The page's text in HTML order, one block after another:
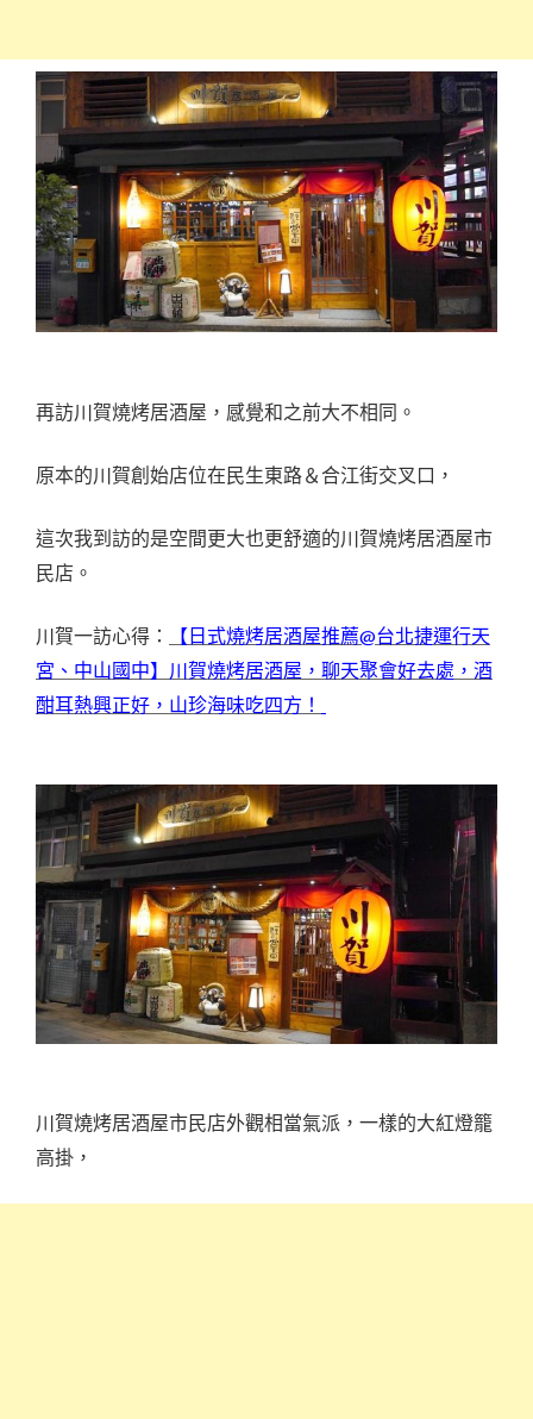
再訪川賀燒烤居酒屋，感覺和之前大不相同。
原本的川賀創始店位在民生東路＆合江街交叉口，
這次我到訪的是空間更大也更舒適的川賀燒烤居酒屋市
民店。
川賀一訪心得：
【日式燒烤居酒屋推薦@台北捷運行天
宮、中山國中】川賀燒烤居酒屋，聊天聚會好去處，酒
酣耳熱興正好，山珍海味吃四方！
川賀燒烤居酒屋市民店外觀相當氣派，一樣的大紅燈籠
高掛，